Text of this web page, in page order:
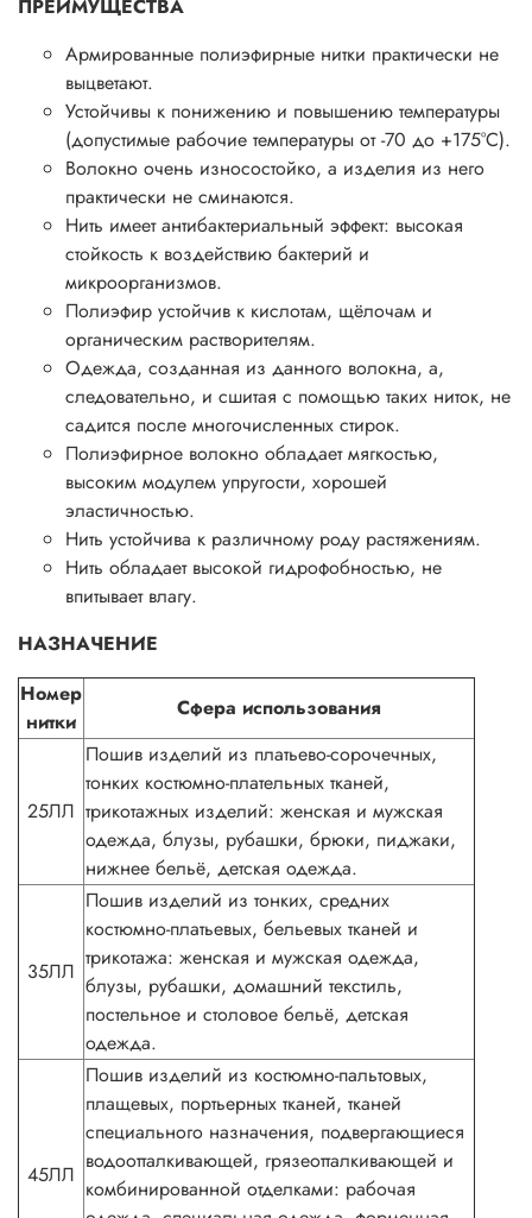
ПРЕИМУЩЕСТВА
Армированные полиэфирные нитки практически не
выцветают.
Устойчивы к понижению и повышению температуры
(допустимые рабочие температуры от -70 до +175°С).
Волокно очень износостойко, а изделия из него
практически не сминаются.
Нить имеет антибактериальный эффект: высокая
стойкость к воздействию бактерий и
микроорганизмов.
Полиэфир устойчив к кислотам, щёлочам и
органическим растворителям.
Одежда, созданная из данного волокна, а,
следовательно, и сшитая с помощью таких ниток, не
садится после многочисленных стирок.
Полиэфирное волокно обладает мягкостью,
высоким модулем упругости, хорошей
эластичностью.
Нить устойчива к различному роду растяжениям.
Нить обладает высокой гидрофобностью, не
впитывает влагу.
НАЗНАЧЕНИЕ
Номер
нитки
Сфера использования
25ЛЛ
Пошив изделий из платьево-сорочечных,
тонких костюмно-плательных тканей,
трикотажных изделий: женская и мужская
одежда, блузы, рубашки, брюки, пиджаки,
нижнее бельё, детская одежда.
35ЛЛ
Пошив изделий из тонких, средних
костюмно-платьевых, бельевых тканей и
трикотажа: женская и мужская одежда,
блузы, рубашки, домашний текстиль,
постельное и столовое бельё, детская
одежда.
45ЛЛ
Пошив изделий из костюмно-пальтовых,
плащевых, портьерных тканей, тканей
специального назначения, подвергающиеся
водоотталкивающей, грязеотталкивающей и
комбинированной отделками: рабочая